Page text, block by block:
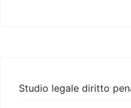
Studio legale diritto